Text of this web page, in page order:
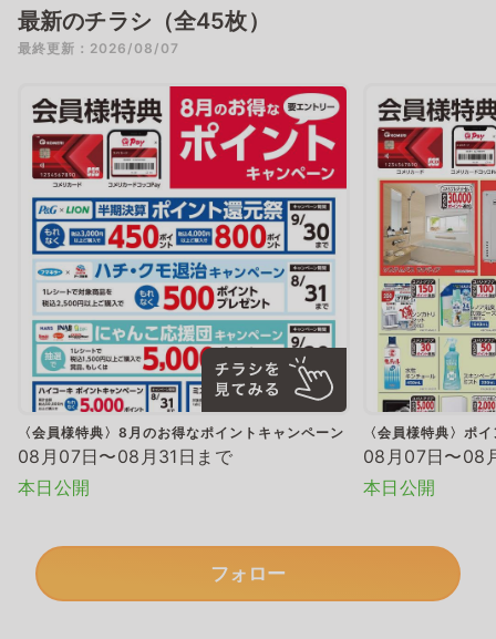
最新のチラシ（全45枚）
最終更新：2026/08/07
〈会員様特典〉8月のお得なポイントキャンペーン
08月07日〜08月31日まで
本日公開
〈会員様特典〉ポ
08月07日〜08
本日公開
フォロー